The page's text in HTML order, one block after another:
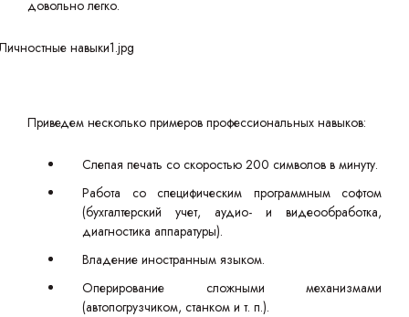
довольно легко.
Приведем несколько примеров профессиональных навыков:
Слепая печать со скоростью 200 символов в минуту.
Работа со специфическим программным софтом
(бухгалтерский учет, аудио- и видеообработка,
диагностика аппаратуры).
Владение иностранным языком.
Оперирование сложными механизмами
(автопогрузчиком, станком и т. п.).